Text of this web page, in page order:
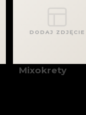
DODAJ ZDJĘCIE
Mixokrety